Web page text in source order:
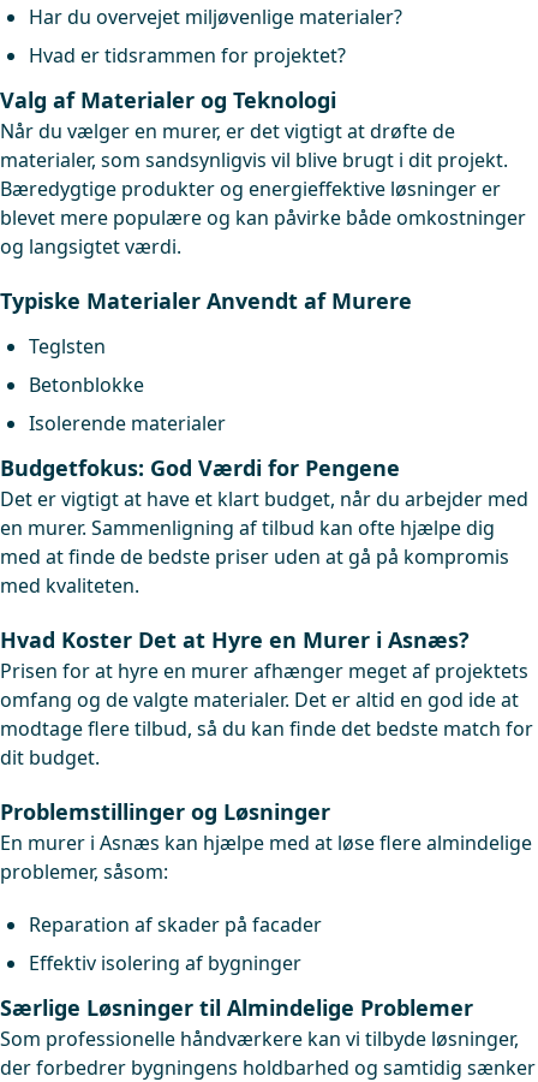
Har du overvejet miljøvenlige materialer?
Hvad er tidsrammen for projektet?
Valg af Materialer og Teknologi
Når du vælger en murer, er det vigtigt at drøfte de
materialer, som sandsynligvis vil blive brugt i dit projekt.
Bæredygtige produkter og energieffektive løsninger er
blevet mere populære og kan påvirke både omkostninger
og langsigtet værdi.
Typiske Materialer Anvendt af Murere
Teglsten
Betonblokke
Isolerende materialer
Budgetfokus: God Værdi for Pengene
Det er vigtigt at have et klart budget, når du arbejder med
en murer. Sammenligning af tilbud kan ofte hjælpe dig
med at finde de bedste priser uden at gå på kompromis
med kvaliteten.
Hvad Koster Det at Hyre en Murer i Asnæs?
Prisen for at hyre en murer afhænger meget af projektets
omfang og de valgte materialer. Det er altid en god ide at
modtage flere tilbud, så du kan finde det bedste match for
dit budget.
Problemstillinger og Løsninger
En murer i Asnæs kan hjælpe med at løse flere almindelige
problemer, såsom:
Reparation af skader på facader
Effektiv isolering af bygninger
Særlige Løsninger til Almindelige Problemer
Som professionelle håndværkere kan vi tilbyde løsninger,
der forbedrer bygningens holdbarhed og samtidig sænker